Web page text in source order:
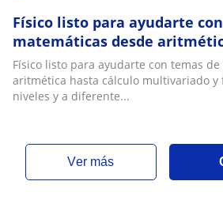
Físico listo para ayudarte
matemáticas desde
multivariado y los temas de
Físico listo para ayudarte con temas
aritmética hasta cálculo multivariado y
niveles y a diferente...
ver más